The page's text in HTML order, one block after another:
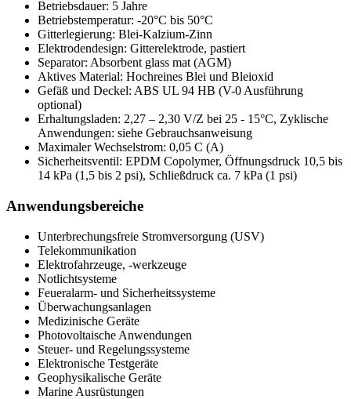
Betriebsdauer: 5 Jahre
Betriebstemperatur: -20°C bis 50°C
Gitterlegierung: Blei-Kalzium-Zinn
Elektrodendesign: Gitterelektrode, pastiert
Separator: Absorbent glass mat (AGM)
Aktives Material: Hochreines Blei und Bleioxid
Gefäß und Deckel: ABS UL 94 HB (V-0 Ausführung
optional)
Erhaltungsladen: 2,27 – 2,30 V/Z bei 25 - 15°C, Zyklische
Anwendungen: siehe Gebrauchsanweisung
Maximaler Wechselstrom: 0,05 C (A)
Sicherheitsventil: EPDM Copolymer, Öffnungsdruck 10,5 bis
14 kPa (1,5 bis 2 psi), Schließdruck ca. 7 kPa (1 psi)
Anwendungsbereiche
Unterbrechungsfreie Stromversorgung (USV)
Telekommunikation
Elektrofahrzeuge, -werkzeuge
Notlichtsysteme
Feueralarm- und Sicherheitssysteme
Überwachungsanlagen
Medizinische Geräte
Photovoltaische Anwendungen
Steuer- und Regelungssysteme
Elektronische Testgeräte
Geophysikalische Geräte
Marine Ausrüstungen